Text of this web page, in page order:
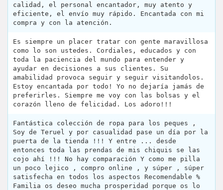
calidad, el personal encantador, muy atento y
eficiente, el envío muy rápido. Encantada con mi
compra y con la atención.
Es siempre un placer tratar con gente maravillosa
como lo son ustedes. Cordiales, educados y con
toda la paciencia del mundo para entender y
ayudar en decisiones a sus clientes. Su
amabilidad provoca seguir y seguir visitandolos.
Estoy encantada por todo! Yo no dejaría jamás de
preferirles. Siempre me voy con las bolsas y el
corazón lleno de felicidad. Los adoro!!!
Fantástica colección de ropa para los peques ,
Soy de Teruel y por casualidad pase un día por la
puerta de la tienda !!! Y entre ... desde
entonces toda las prendas de mis chiquis se las
cojo ahí !!! No hay comparación Y como me pilla
un poco lejico , compro online , y súper , súper
satisfecha en todos los aspectos Recomendable %
Familia os deseo mucha prosperidad porque os lo